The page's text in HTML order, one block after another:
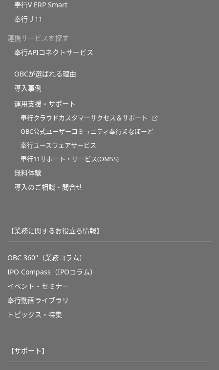
奉行V ERP Smart
奉行Ｊ11
連携サービスを探す
奉行APIコネクトサービス
OBCが選ばれる理由
導入事例
運用支援・サポート
奉行クラウドカスタマーサクセス＆サポート
OBC公式ユーザーコミュニティ奉行まなぼーど
奉行ユースウェアサービス
奉行11サポート・サービス(OMSS)
無料体験
導入のご相談・問合せ
【業務に関するお役立ち情報】
OBC 360°（業務コラム）
IPO Compass（IPOコラム）
イベント・セミナー
奉行動画ライブラリ
トピックス・特集
【サポート】